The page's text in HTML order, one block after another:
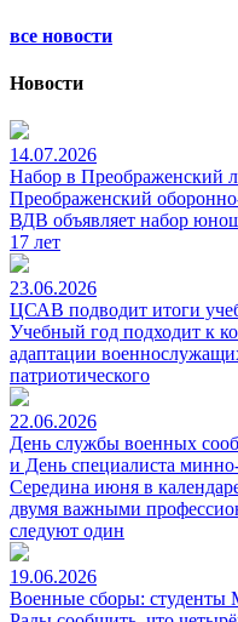
все новости
Новости
14.07.2026
Набор в Преображенский
Преображенский
ВДВ объявляет набор
17 лет
23.06.2026
ЦСАВ подводит итоги
Учебный год подходит к
адаптации
патриотического
22.06.2026
День службы военных
и День специалиста
Середина июня в
двумя важными
следуют один
19.06.2026
Военные сборы: